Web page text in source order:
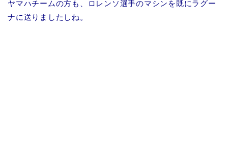
ヤマハチームの方も、ロレンソ選手のマシンを既にラグー
ナに送りましたしね。